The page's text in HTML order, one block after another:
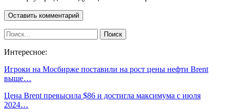
Интересное:
Игроки на Мосбирже поставили на рост цены нефти Brent
выше…
Цена Brent превысила $86 и достигла максимума с июля
2024…